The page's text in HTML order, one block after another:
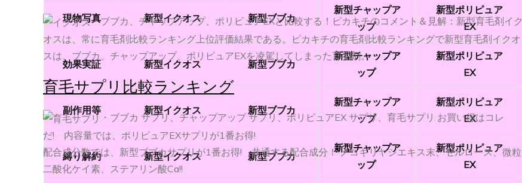
現物写真 新型イクオス 新型ブブカ
新型チャップア
ップ
新型ポリピュア
EX
効果実証 新型イクオス 新型ブブカ
新型チャップア
ップ
新型ポリピュア
EX
副作用等 新型イクオス 新型ブブカ
新型チャップア
ップ
新型ポリピュア
EX
縛り解約 新型イクオス 新型ブブカ
新型チャップア
ップ
新型ポリピュア
EX
・ブブカ、チャップアップ、ポリピュアEXと比較する！ピカキチのコメント＆見解：新型育毛剤イク
オスは、常に育毛剤比較ランキング上位評価結果である。ピカキチの育毛剤比較ランキングで新型育毛剤イクオ
スは、ブブカ、チャップアップ、ポリピュアEXを凌駕してしまった育毛剤。
育毛サプリ比較ランキング
・ブブカ サプリ、チャップアップ サプリ、ポリピュアEX サプリ、育毛サプリ お買い得はコレ
だ! 内容量では、ポリピュアEXサプリが1番お得!
配合成分数では、新型ブブカサプリが1番お得! 共通する配合成分！ ノコギリヤシエキス末、セルロース、微粒
二酸化ケイ素、ステアリン酸Ca!!